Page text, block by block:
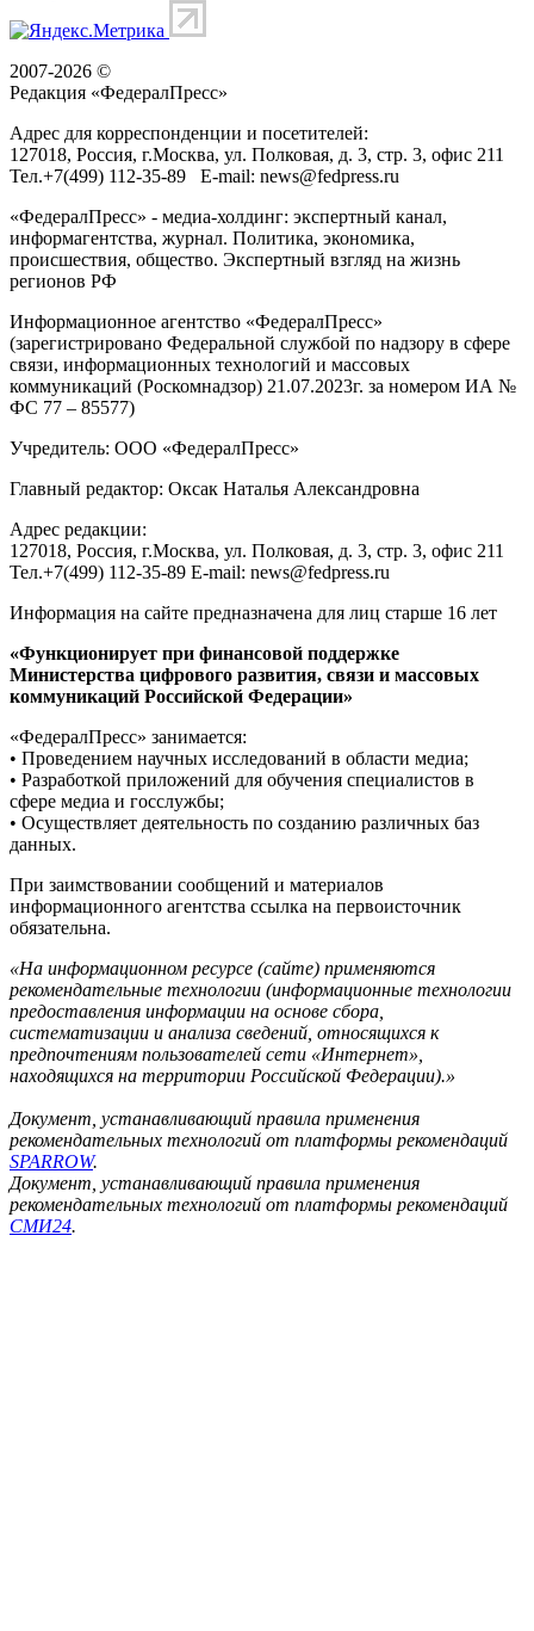
2007-2026 ©
Редакция «ФедералПресс»
Адрес для корреспонденции и посетителей:
127018, Россия, г.Москва, ул. Полковая, д. 3, стр. 3, офис 211
Тел.+7(499) 112-35-89 E-mail: news@fedpress.ru
«ФедералПресс» - медиа-холдинг: экспертный канал,
информагентства, журнал. Политика, экономика,
происшествия, общество. Экспертный взгляд на жизнь
регионов РФ
Информационное агентство «ФедералПресс»
(зарегистрировано Федеральной службой по надзору в сфере
связи, информационных технологий и массовых
коммуникаций (Роскомнадзор) 21.07.2023г. за номером ИА №
ФС 77 – 85577)
Учредитель: ООО «ФедералПресс»
Главный редактор: Оксак Наталья Александровна
Адрес редакции:
127018, Россия, г.Москва, ул. Полковая, д. 3, стр. 3, офис 211
Тел.+7(499) 112-35-89 E-mail: news@fedpress.ru
Информация на сайте предназначена для лиц старше 16 лет
«Функционирует при финансовой поддержке
Министерства цифрового развития, связи и массовых
коммуникаций Российской Федерации»
«ФедералПресс» занимается:
• Проведением научных исследований в области медиа;
• Разработкой приложений для обучения специалистов в
сфере медиа и госслужбы;
• Осуществляет деятельность по созданию различных баз
данных.
При заимствовании сообщений и материалов
информационного агентства ссылка на первоисточник
обязательна.
«На информационном ресурсе (сайте) применяются
рекомендательные технологии (информационные технологии
предоставления информации на основе сбора,
систематизации и анализа сведений, относящихся к
предпочтениям пользователей сети «Интернет»,
находящихся на территории Российской Федерации).»
Документ, устанавливающий правила применения
рекомендательных технологий от платформы рекомендаций
SPARROW.
Документ, устанавливающий правила применения
рекомендательных технологий от платформы рекомендаций
СМИ24.